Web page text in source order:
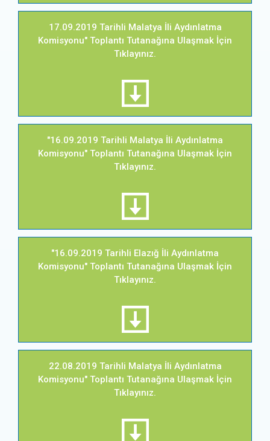
17.09.2019 Tarihli Malatya İli Aydınlatma
Komisyonu" Toplantı Tutanağına Ulaşmak İçin
Tıklayınız.
"16.09.2019 Tarihli Malatya İli Aydınlatma
Komisyonu" Toplantı Tutanağına Ulaşmak İçin
Tıklayınız.
"16.09.2019 Tarihli Elazığ İli Aydınlatma
Komisyonu" Toplantı Tutanağına Ulaşmak İçin
Tıklayınız.
22.08.2019 Tarihli Malatya İli Aydınlatma
Komisyonu" Toplantı Tutanağına Ulaşmak İçin
Tıklayınız.